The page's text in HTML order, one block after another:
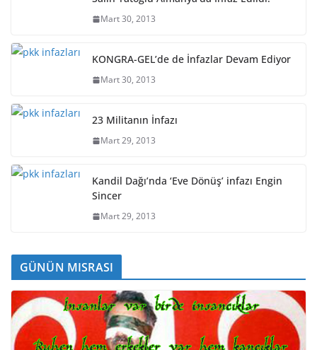
Mart 30, 2013
KONGRA-GEL’de de İnfazlar Devam Ediyor
Mart 30, 2013
23 Militanın İnfazı
Mart 29, 2013
Kandil Dağı’nda ‘Eve Dönüş’ infazı Engin
Sincer
Mart 29, 2013
GÜNÜN MISRASI